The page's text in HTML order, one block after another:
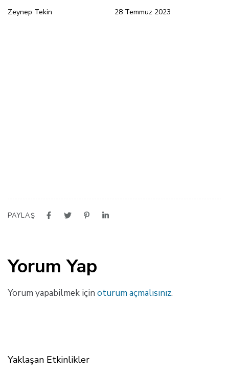
Zeynep Tekin 28 Temmuz 2023
PAYLAŞ
Yorum Yap
Yorum yapabilmek için oturum açmalısınız.
Yaklaşan Etkinlikler